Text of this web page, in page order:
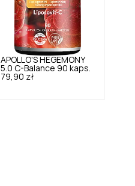
APOLLO'S HEGEMONY
5.0 C-Balance 90 kaps.
79,90 zł